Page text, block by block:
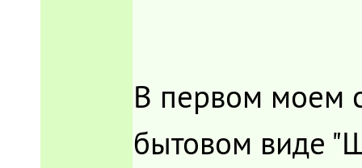
В первом моем
бытовом виде